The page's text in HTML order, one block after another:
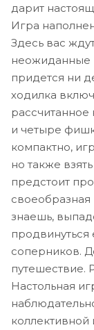
дарит
Игра
Здесь вас
неожиданные
придется ни
ходилка
рассчитанное
и четыре
компактно,
но также
предстоит
своеобразная
знаешь,
соперников.
путешествие.
Настольная
коллективной